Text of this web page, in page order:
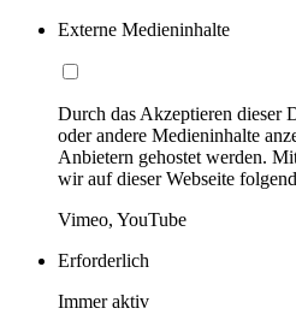
Externe Medieninhalte
Durch das Akzeptieren dieser
oder andere Medieninhalte
Anbietern gehostet werden.
wir auf dieser Webseite
Vimeo, YouTube
Erforderlich
Immer aktiv